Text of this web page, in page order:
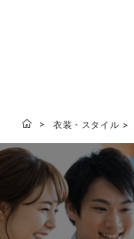
衣装・スタイル